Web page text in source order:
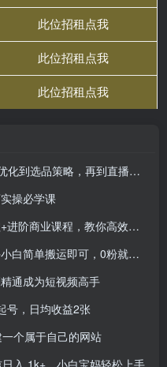
策略，再到直播带货的全面指南
操必学课
业课程，教你高效后期出图
运即可，0粉就能变现，也可矩…
通成为短视频高手
号，日均收益2张
个属于自己的网站
入 1k+，小白宝妈轻松上手